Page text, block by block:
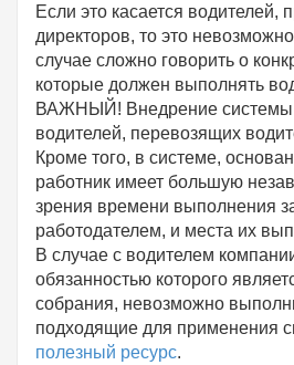
Если это касается водителей,
директоров, то это
случае сложно говорить о
которые должен выполнять
ВАЖНЫЙ! Внедрение системы
водителей, перевозящих
Кроме того, в системе,
работник имеет большую
зрения времени выполнения
работодателем, и места их
В случае с водителем
обязанностью которого
собрания, невозможно
подходящие для применения
полезный ресурс.